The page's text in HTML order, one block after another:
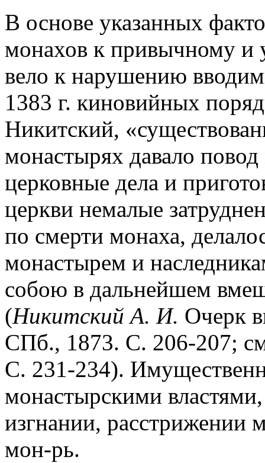
В основе указанных
монахов к привычному и
вело к нарушению
1383 г. киновийных
Никитский,
монастырях давало
церковные дела и
церкви немалые
по смерти монаха,
монастырем и
собою в дальнейшем
(Никитский А. И. Очерк
СПб., 1873. С. 206-207;
С. 231-234).
монастырскими
изгнании, расстрижении
мон-рь.